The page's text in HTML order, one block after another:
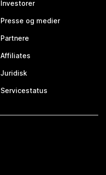
Investorer
Presse og medier
Partnere
Affiliates
Juridisk
Servicestatus